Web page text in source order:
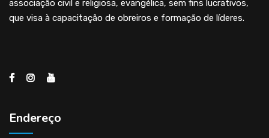
associação civil e religiosa, evangélica, sem fins lucrativos,
que visa à capacitação de obreiros e formação de líderes.
Endereço